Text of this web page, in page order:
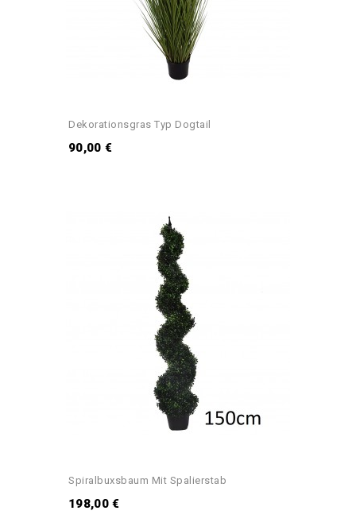
Dekorationsgras Typ Dogtail
90,00 €
Spiralbuxsbaum Mit Spalierstab
198,00 €